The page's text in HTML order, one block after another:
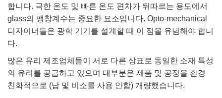
Microscopes
Components
합니다. 극한 온도 및 빠른 온도 편차가 뒤따르는 용도에서
glass의 팽창계수는 중요한 요소입니다. Opto-mechanical
디자이너들은 광학 기기를 설계할 때 이 점을 유념해야 합니
다.
많은 유리 제조업체들이 서로 다른 상표로 동일한 소재 특성
의 유리를 공급하고 있으며 대부분은 제품 및 공정을 환경
친화적으로 (납 및 비소를 사용 안함) 개량했습니다.